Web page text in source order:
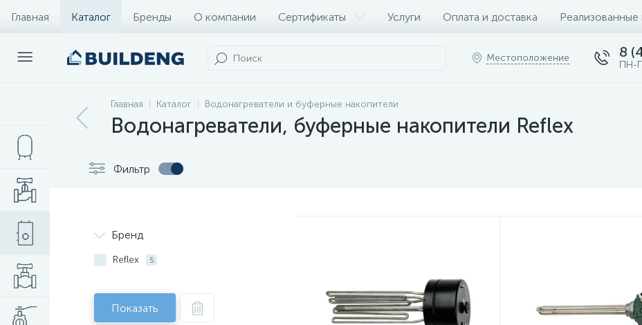
Главная Каталог Бренды О компании Сертификаты Услуги Оплата и доставка Реализованные
Местоположение 8
ПН-
Главная Каталог Водонагреватели и буферные накопители
Водонагреватели, буферные накопители Reflex
Фильтр
Бренд
Reflex 5
Показать